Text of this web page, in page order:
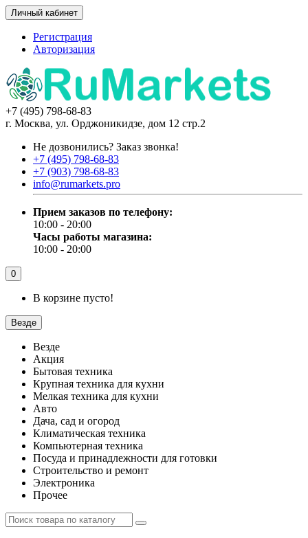
Личный кабинет
Регистрация
Авторизация
+7 (495) 798-68-83
г. Москва, ул. Орджоникидзе, дом 12 стр.2
Не дозвонились? Заказ звонка!
+7 (495) 798-68-83
+7 (903) 798-68-83
info@rumarkets.pro
Прием заказов по телефону:
10:00 - 20:00
Часы работы магазина:
10:00 - 20:00
0
В корзине пусто!
Везде
Везде
Акция
Бытовая техника
Крупная техника для кухни
Мелкая техника для кухни
Авто
Дача, сад и огород
Климатическая техника
Компьютерная техника
Посуда и принадлежности для готовки
Строительство и ремонт
Электроника
Прочее